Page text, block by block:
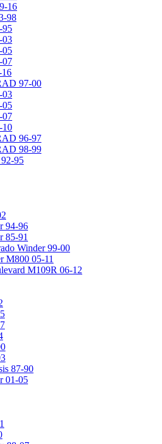
16
98
95
03
05
07
97-00
03
05
07
10
96-97
98-99
95
94-96
85-91
Winder 99-00
M800 05-11
M109R 06-12
87-90
01-05